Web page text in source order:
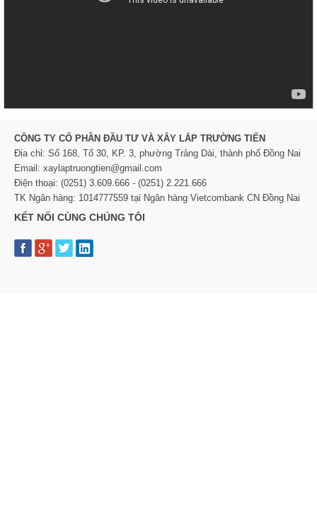
CÔNG TY CỔ PHẦN ĐẦU TƯ VÀ XÂY LẮP TRƯỜNG TIẾN
Địa chỉ: Số 168, Tổ 30, KP. 3, phường Trảng Dài, thành phố Đồng Nai
Email: xaylaptruongtien@gmail.com
Điện thoại: (0251) 3.609.666 - (0251) 2.221.666
TK Ngân hàng: 1014777559 tại Ngân hàng Vietcombank CN Đồng Nai
KẾT NỐI CÙNG CHÚNG TÔI